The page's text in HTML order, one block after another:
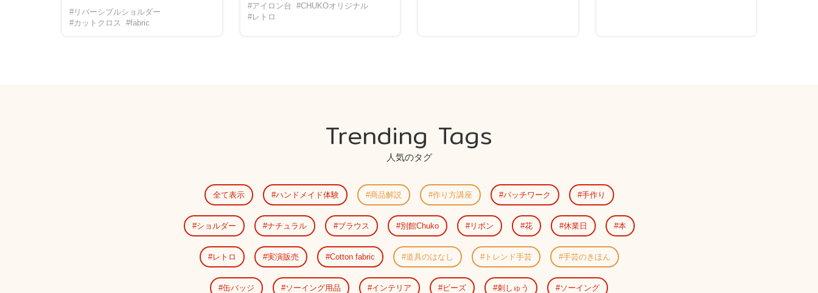
#リバーシブルショルダー
#カットクロス
#fabric
#アイロン台 #CHUKOオリジナル
#レトロ
Trending Tags
人気のタグ
全て表示 ハンドメイド体験 商品解説 作り方講座 パッチワーク 手作り
ショルダー ナチュラル ブラウス 別館Chuko リボン 花 休業日 本
レトロ 実演販売 Cotton fabric 道具のはなし トレンド手芸 手芸のきほん
缶バッジ ソーイング用品 インテリア ビーズ 刺しゅう ソーイング